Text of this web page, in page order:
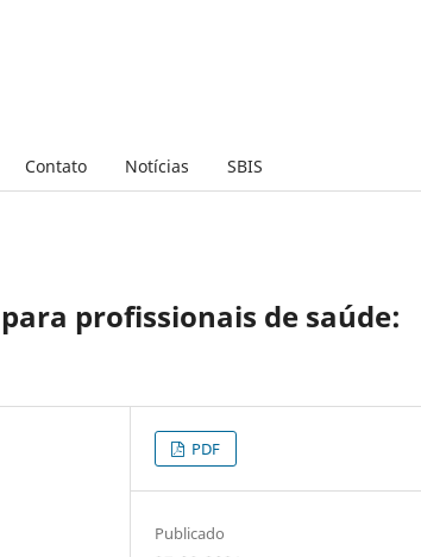
Contato Notícias SBIS
profissionais de saúde:
PDF
Publicado